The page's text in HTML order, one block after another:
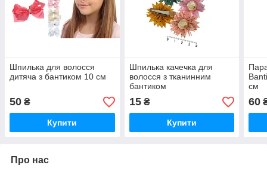
Шпилька для волосся
дитяча з бантиком 10 см
50 ₴
Купити
Шпилька качечка для
волосся з тканинним
бантиком
15₴
Купити
см
60
Про нас